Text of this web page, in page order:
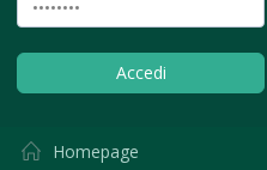
Homepage